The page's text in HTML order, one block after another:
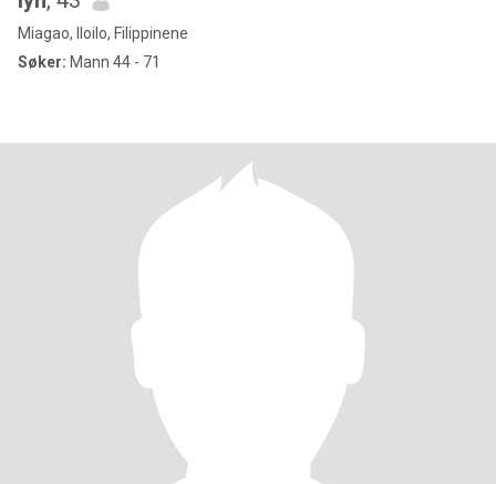
Miagao, Iloilo, Filippinene
Søker: Mann 44 - 71